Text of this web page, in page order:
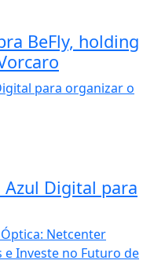
BeFly, holding
Azul Digital para